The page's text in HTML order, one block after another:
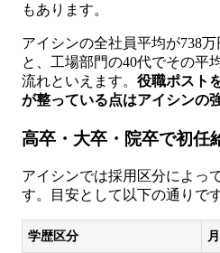
もあります。
アイシンの全社員平均が738
と、工場部門の40代でその平
流れといえます。 役職ポスト
が整っている点はアイシンの
高卒・大卒・院卒で初任
アイシンでは採用区分によっ
す。目安として以下の通りです
学歴区分